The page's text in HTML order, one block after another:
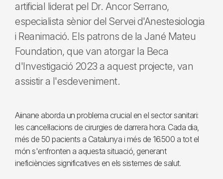
artificial liderat pel Dr. Ancor Serrano,
especialista sènior del Servei d'Anestesiologia
i Reanimació. Els patrons de la Jané Mateu
Foundation, que van atorgar la Beca
d'Investigació 2023 a aquest projecte, van
assistir a l'esdeveniment.
Aiinane aborda un problema crucial en el sector sanitari:
les cancel·lacions de cirurgies de darrera hora. Cada dia,
més de 50 pacients a Catalunya i més de 16.500 a tot el
món s'enfronten a aquesta situació, generant
ineficiències significatives en els sistemes de salut.